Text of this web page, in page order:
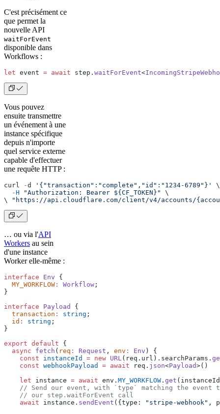
C'est précisément ce
que permet la
nouvelle API
waitForEvent
disponible dans
Workflows :
let event = await step. waitForEvent<
Vous pouvez
ensuite transmettre
un événement à une
instance spécifique
depuis n'importe
quel service externe
capable d'effectuer
une requête HTTP :
curl -d '{"transaction":"complete","id":"1234-6789"}'
\
  -
H "Authorization: Bearer ${CF_TOKEN}"
\
\
"https://api.cloudflare.com/client/v4/accounts/
… ou via l'API
Workers au sein
d'une instance
Worker elle-même :
interface Env {
  MY_WORKFLOW
: Workflow ;
}
interface Payload
{
  transaction
: string ;
  id
: string ;
}
export default {
  async
fetch ( req : Request , env : Env ) {
    const
instanceId = new URL (req.url).searchParams.
    const
webhookPayload = await req. json<Payload>()
    let
instance = await env. MY_WORKFLOW . get
// Send our event, with `type` matching the event
    // our step.waitForEvent call
    await
instance. sendEvent ({type: "stripe-webhook" ,